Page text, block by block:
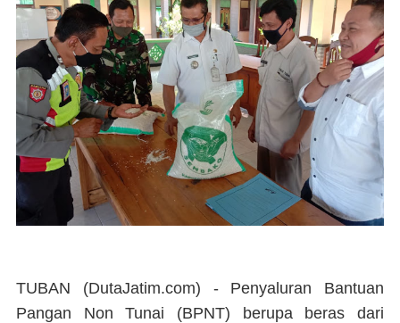
TUBAN (DutaJatim.com) - Penyaluran Bantuan
Pangan Non Tunai (BPNT) berupa beras dari